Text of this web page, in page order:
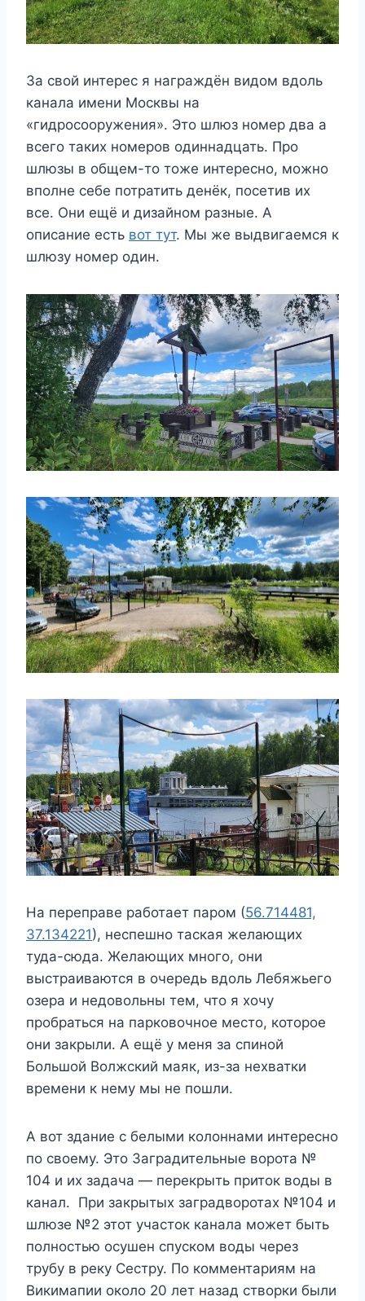
За свой интерес я награждён видом вдоль
канала имени Москвы на
«гидросооружения». Это шлюз номер два а
всего таких номеров одиннадцать. Про
шлюзы в общем-то тоже интересно, можно
вполне себе потратить денёк, посетив их
все. Они ещё и дизайном разные. А
описание есть вот тут. Мы же выдвигаемся к
шлюзу номер один.
На переправе работает паром (56.714481,
37.134221), неспешно таская желающих
туда-сюда. Желающих много, они
выстраиваются в очередь вдоль Лебяжьего
озера и недовольны тем, что я хочу
пробраться на парковочное место, которое
они закрыли. А ещё у меня за спиной
Большой Волжский маяк, из-за нехватки
времени к нему мы не пошли.
А вот здание с белыми колоннами интересно
по своему. Это Заградительные ворота №
104 и их задача — перекрыть приток воды в
канал. При закрытых заградворотах №104 и
шлюзе №2 этот участок канала может быть
полностью осушен спуском воды через
трубу в реку Сестру. По комментариям на
Викимапии около 20 лет назад створки были